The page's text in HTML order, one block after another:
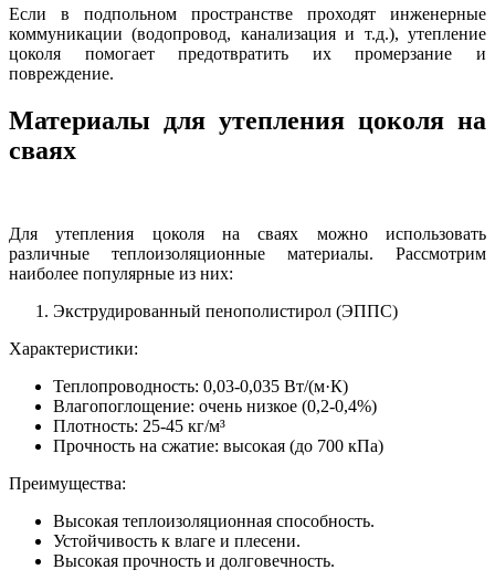
Если в подпольном пространстве проходят инженерные
коммуникации (водопровод, канализация и т.д.), утепление
цоколя помогает предотвратить их промерзание и
повреждение.
Материалы для утепления цоколя на
сваях
Для утепления цоколя на сваях можно использовать
различные теплоизоляционные материалы. Рассмотрим
наиболее популярные из них:
Экструдированный пенополистирол (ЭППС)
Характеристики:
Теплопроводность: 0,03-0,035 Вт/(м·К)
Влагопоглощение: очень низкое (0,2-0,4%)
Плотность: 25-45 кг/м³
Прочность на сжатие: высокая (до 700 кПа)
Преимущества:
Высокая теплоизоляционная способность.
Устойчивость к влаге и плесени.
Высокая прочность и долговечность.